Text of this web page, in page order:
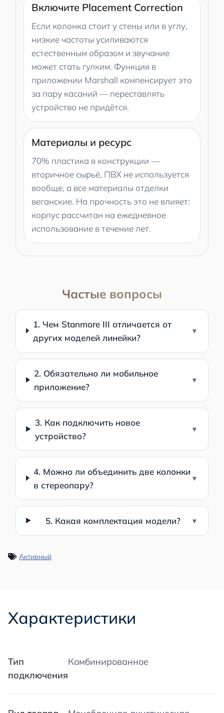
Включите Placement Correction
Если колонка стоит у стены или в углу,
низкие частоты усиливаются
естественным образом и звучание
может стать гулким. Функция в
приложении Marshall компенсирует это
за пару касаний — переставлять
устройство не придётся.
Материалы и ресурс
70% пластика в конструкции —
вторичное сырьё, ПВХ не используется
вообще, а все материалы отделки
веганские. На прочность это не влияет:
корпус рассчитан на ежедневное
использование в течение лет.
Частые вопросы
1. Чем Stanmore III отличается от
других моделей линейки?
2. Обязательно ли мобильное
приложение?
3. Как подключить новое
устройство?
4. Можно ли объединить две колонки
в стереопару?
5. Какая комплектация модели?
Активный
Характеристики
Тип
подключения
Комбинированное